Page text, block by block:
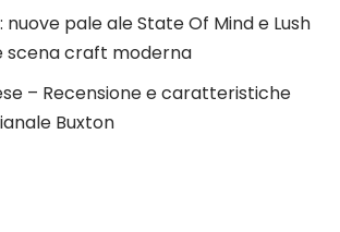
nuove pale ale State Of Mind e Lush
scena craft moderna
– Recensione e caratteristiche
Buxton